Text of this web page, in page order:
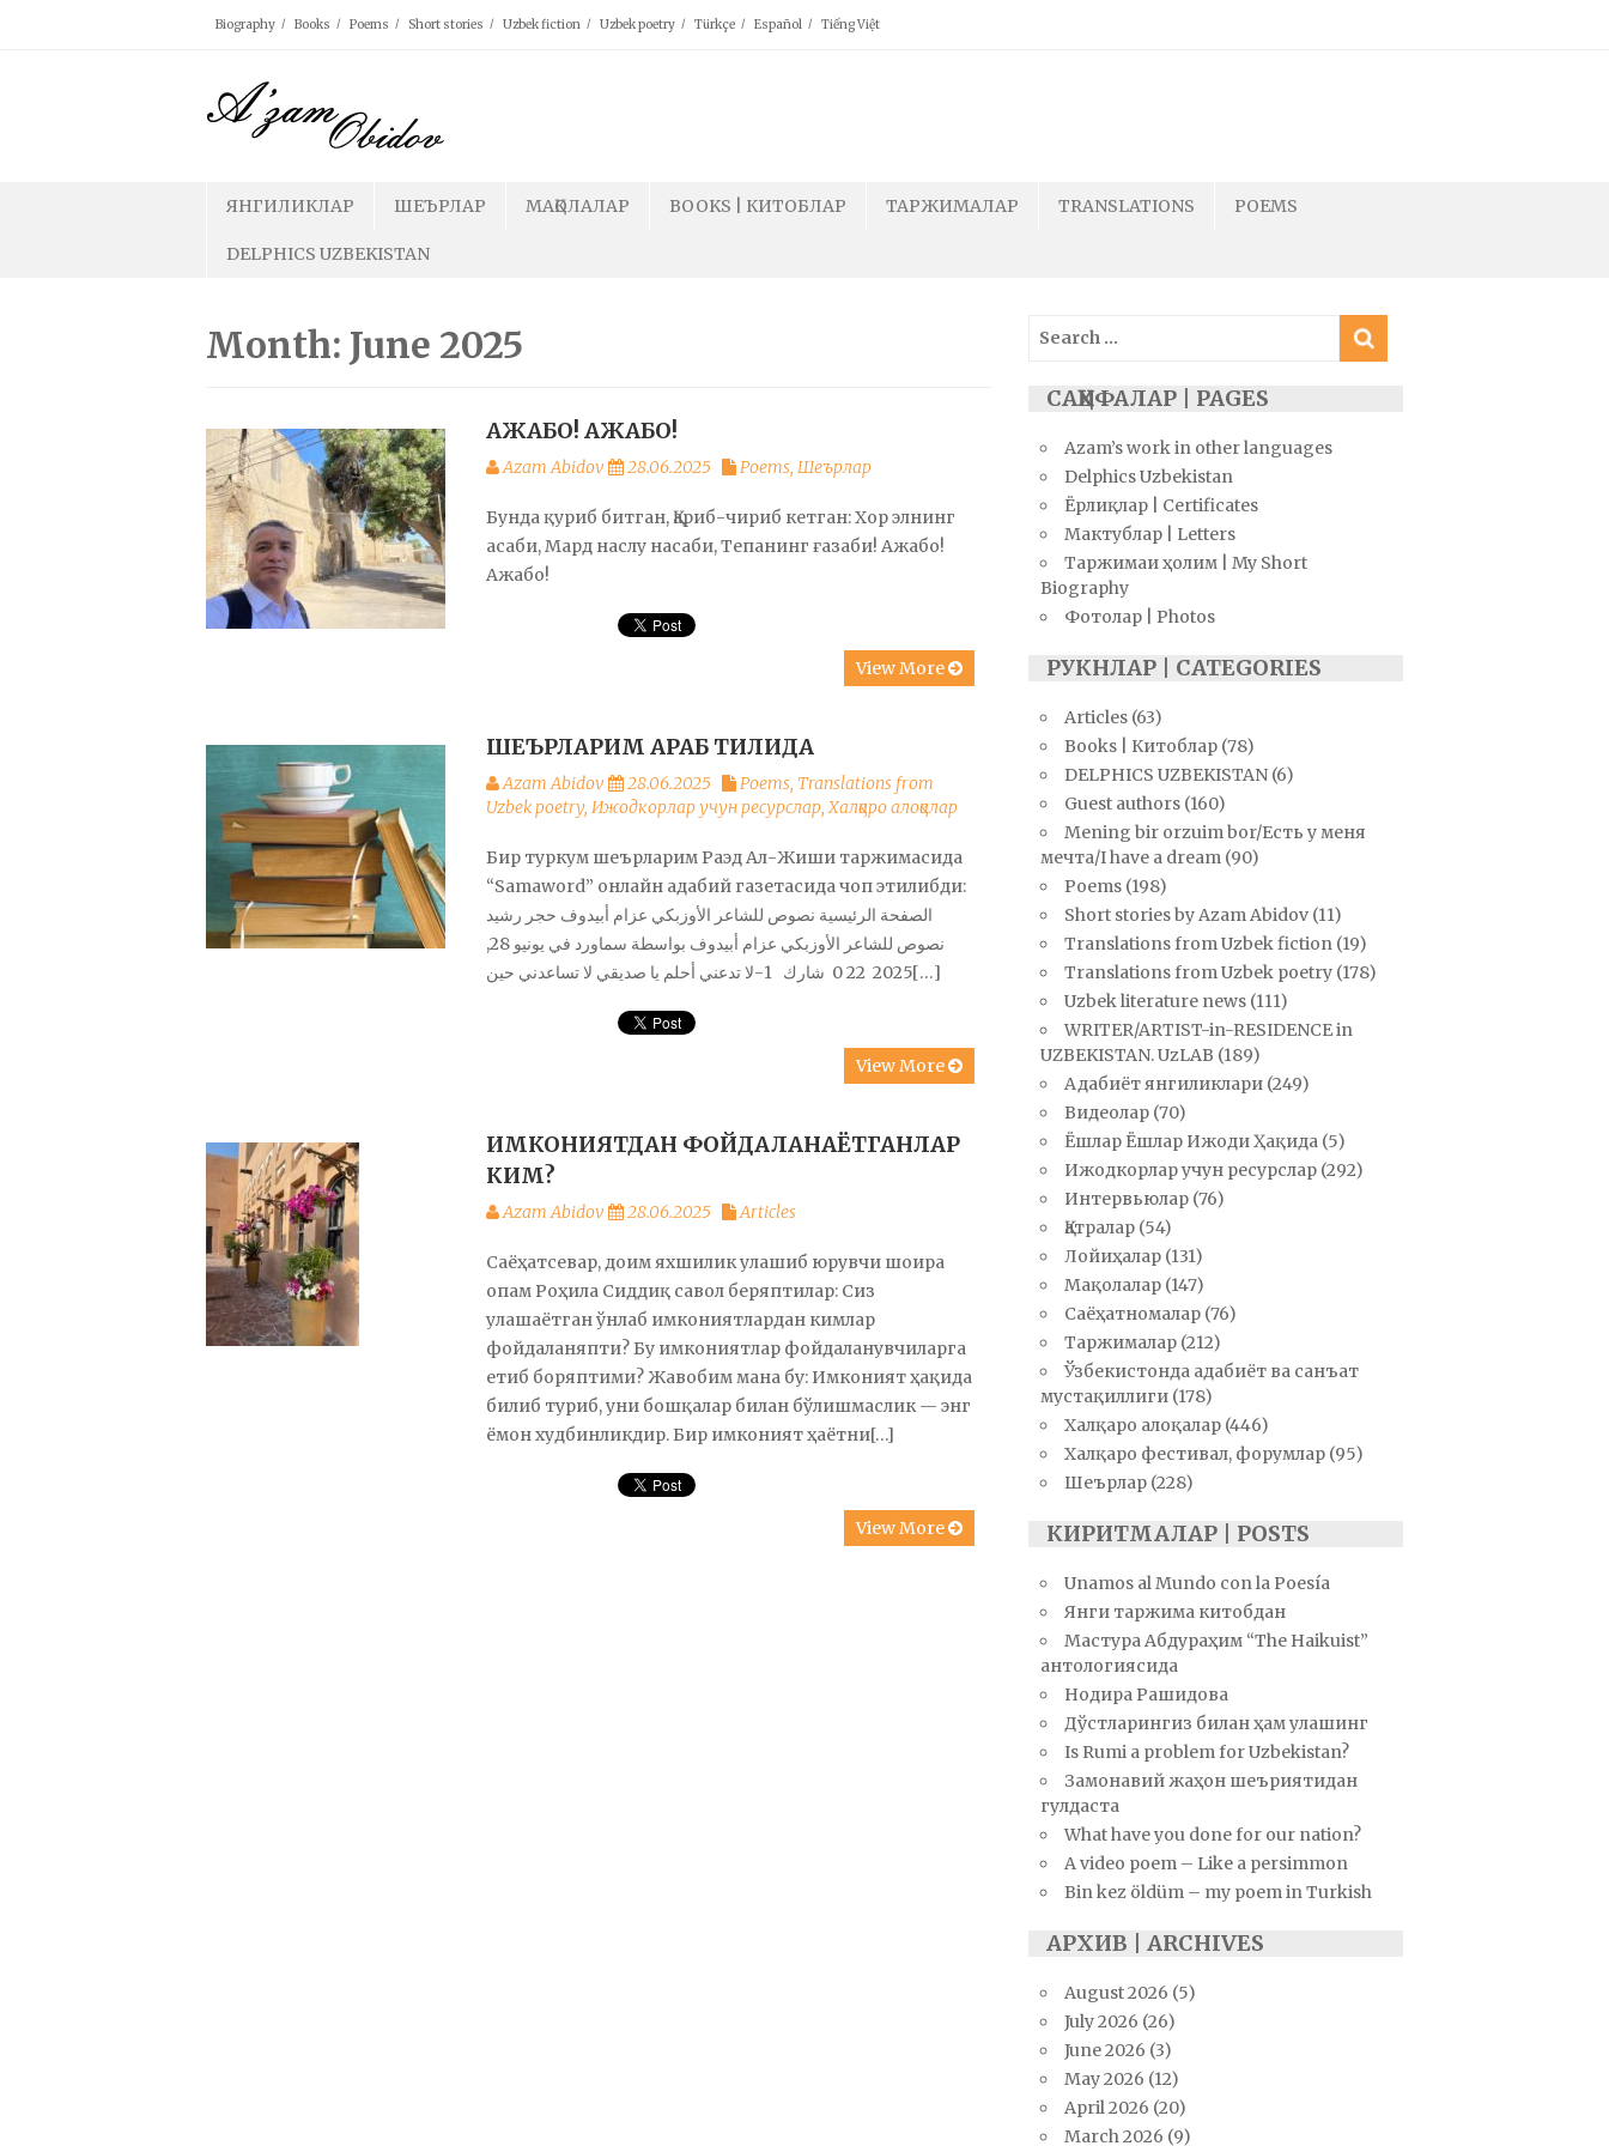
Biography Books Poems Short stories Uzbek fiction Uzbek poetry Türkçe Español Tiếng Việt
ЯНГИЛИКЛАР ШЕЪРЛАР МАҚОЛАЛАР BOOKS | КИТОБЛАР ТАРЖИМАЛАР TRANSLATIONS POEMS
DELPHICS UZBEKISTAN
Month: June 2025
АЖАБО! АЖАБО!
Azam Abidov 28.06.2025 Poems, Шеърлар
Бунда қуриб битган, Қариб-чириб кетган: Хор элнинг
асаби, Мард наслу насаби, Тепанинг ғазаби! Ажабо!
Ажабо!
View More
ШЕЪРЛАРИМ АРАБ ТИЛИДА
Azam Abidov 28.06.2025 Poems, Translations from
Uzbek poetry, Ижодкорлар учун ресурслар,Халқаро алоқалар
Бир туркум шеърларим Раэд Ал-Жиши таржимасида
“Samaword” онлайн адабий газетасида чоп этилибди:
الصفحة الرئيسية نصوص للشاعر الأوزبكي عزام أبيدوف حجر رشيد
نصوص للشاعر الأوزبكي عزام أبيدوف بواسطة سماورد في يونيو 28,
2025 0 22 شارك 1-لا تدعني أحلم يا صديقي لا تساعدني حين[…]
View More
ИМКОНИЯТДАН ФОЙДАЛАНАЁТГАНЛАР
КИМ?
Azam Abidov 28.06.2025 Articles
Саёҳатсевар, доим яхшилик улашиб юрувчи шоира
опам Роҳила Сиддиқ савол беряптилар: Сиз
улашаётган ўнлаб имкониятлардан кимлар
фойдаланяпти? Бу имкониятлар фойдаланувчиларга
етиб боряптими? Жавобим мана бу: Имконият ҳақида
билиб туриб, уни бошқалар билан бўлишмаслик — энг
ёмон худбинликдир. Бир имконият ҳаётни[…]
View More
Search
for:
САҲИФАЛАР | PAGES
Azam’s work in other languages
Delphics Uzbekistan
Ёрлиқлар | Certificates
Мактублар | Letters
Таржимаи ҳолим | My Short
Biography
Фотолар | Photos
РУКНЛАР | CATEGORIES
Articles(63)
Books | Китоблар(78)
DELPHICS UZBEKISTAN(6)
Guest authors(160)
Mening bir orzuim bor/Есть у меня
мечта/I have a dream(90)
Poems(198)
Short stories by Azam Abidov(11)
Translations from Uzbek fiction(19)
Translations from Uzbek poetry(178)
Uzbek literature news(111)
WRITER/ARTIST-in-RESIDENCE in
UZBEKISTAN. UzLAB (189)
Адабиёт янгиликлари(249)
Видеолар(70)
Ёшлар Ёшлар Ижоди Ҳақида(5)
Ижодкорлар учун ресурслар(292)
Интервьюлар(76)
Қатралар(54)
Лойиҳалар(131)
Мақолалар(147)
Саёҳатномалар(76)
Таржималар(212)
Ўзбекистонда адабиёт ва санъат
мустақиллиги(178)
Халқаро алоқалар(446)
Халқаро фестивал, форумлар(95)
Шеърлар(228)
КИРИТМАЛАР | POSTS
Unamos al Mundo con la Poesía
Янги таржима китобдан
Мастура Абдураҳим “The Haikuist”
антологиясида
Нодира Рашидова
Дўстларингиз билан ҳам улашинг
Is Rumi a problem for Uzbekistan?
Замонавий жаҳон шеъриятидан
гулдаста
What have you done for our nation?
A video poem – Like a persimmon
Bin kez öldüm – my poem in Turkish
АРХИВ | ARCHIVES
August 2026 (5)
July 2026 (26)
June 2026 (3)
May 2026 (12)
April 2026 (20)
March 2026 (9)